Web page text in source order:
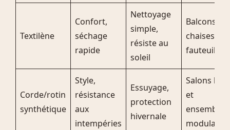
Textilène
Confort,
séchage
rapide
Nettoyage
simple,
résiste au
soleil
Balcons,
chaises et
fauteuils
Corde/rotin
synthétique
Style,
résistance
aux
intempéries
Essuyage,
protection
hivernale
Salons bas
et
ensembles